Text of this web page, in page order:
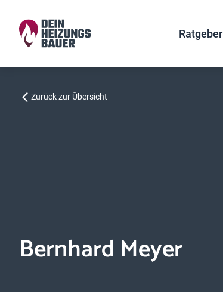
Ratgeber
Zurück zur Übersicht
Bernhard Meyer